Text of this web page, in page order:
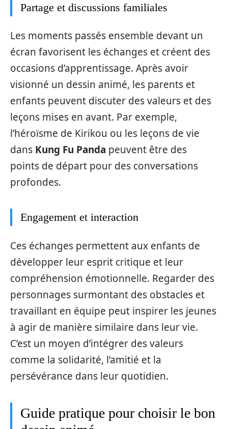
Partage et discussions familiales
Les moments passés ensemble devant un
écran favorisent les échanges et créent des
occasions d’apprentissage. Après avoir
visionné un dessin animé, les parents et
enfants peuvent discuter des valeurs et des
leçons mises en avant. Par exemple,
l’héroïsme de Kirikou ou les leçons de vie
dans Kung Fu Panda peuvent être des
points de départ pour des conversations
profondes.
Engagement et interaction
Ces échanges permettent aux enfants de
développer leur esprit critique et leur
compréhension émotionnelle. Regarder des
personnages surmontant des obstacles et
travaillant en équipe peut inspirer les jeunes
à agir de manière similaire dans leur vie.
C’est un moyen d’intégrer des valeurs
comme la solidarité, l’amitié et la
persévérance dans leur quotidien.
Guide pratique pour choisir le bon